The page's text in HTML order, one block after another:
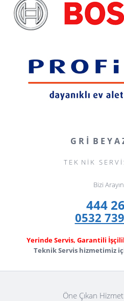
G R İ B E Y A
T E K N İ K S E R V İ
Bizi Arayın
444
0532
Yerinde Servis, Garantili
Teknik Servis hizmetimiz
Öne Çıkan